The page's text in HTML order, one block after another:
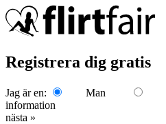
Registrera dig gratis
Jag är en: Man
information
nästa »